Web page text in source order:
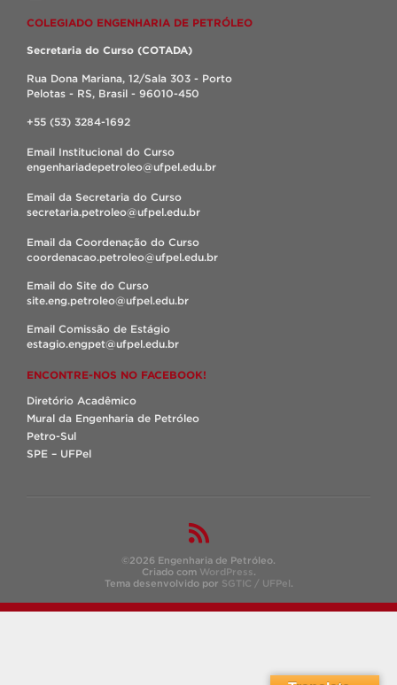
COLEGIADO ENGENHARIA DE PETRÓLEO
Secretaria do Curso (COTADA)
Rua Dona Mariana, 12/Sala 303 - Porto
Pelotas - RS, Brasil - 96010-450
+55 (53) 3284-1692
Email Institucional do Curso
engenhariadepetroleo@ufpel.edu.br
Email da Secretaria do Curso
secretaria.petroleo@ufpel.edu.br
Email da Coordenação do Curso
coordenacao.petroleo@ufpel.edu.br
Email do Site do Curso
site.eng.petroleo@ufpel.edu.br
Email Comissão de Estágio
estagio.engpet@ufpel.edu.br
ENCONTRE-NOS NO FACEBOOK!
Diretório Acadêmico
Mural da Engenharia de Petróleo
Petro-Sul
SPE – UFPel
©2026 Engenharia de Petróleo.
Criado com WordPress.
Tema desenvolvido por SGTIC / UFPel.